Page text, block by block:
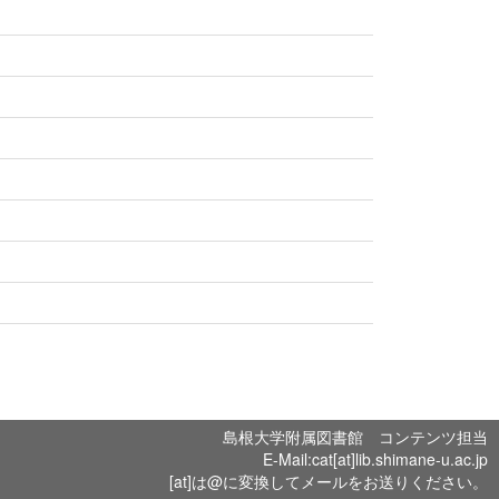
島根大学附属図書館 コンテンツ担当
E-Mail:cat[at]lib.shimane-u.ac.jp
[at]は@に変換してメールをお送りください。